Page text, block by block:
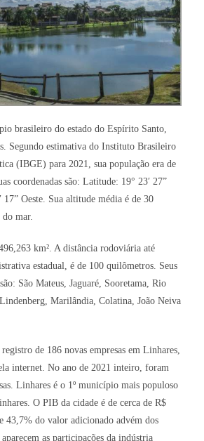
brasileiro do estado do Espírito Santo,
Segundo estimativa do Instituto Brasileiro
(IBGE) para 2021, sua população era de
coordenadas são: Latitude: 19° 23′ 27”
Oeste. Sua altitude média é de 30
mar.
km². A distância rodoviária até
estadual, é de 100 quilômetros. Seus
São Mateus, Jaguaré, Sooretama, Rio
Marilândia, Colatina, João Neiva
de 186 novas empresas em Linhares,
internet. No ano de 2021 inteiro, foram
Linhares é o 1º município mais populoso
O PIB da cidade é de cerca de R$
43,7% do valor adicionado advém dos
as participações da indústria